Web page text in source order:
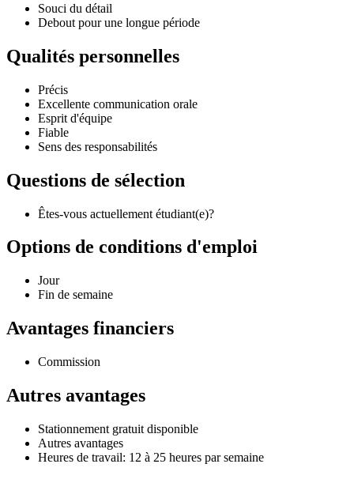
Souci du détail
Debout pour une longue période
Qualités personnelles
Précis
Excellente communication orale
Esprit d'équipe
Fiable
Sens des responsabilités
Questions de sélection
Êtes-vous actuellement étudiant(e)?
Options de conditions d'emploi
Jour
Fin de semaine
Avantages financiers
Commission
Autres avantages
Stationnement gratuit disponible
Autres avantages
Heures de travail: 12 à 25 heures par semaine